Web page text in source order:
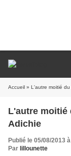
Accueil » L'autre moitié du
L'autre moitié
Adichie
Publié le 05/08/2013
Par lillounette